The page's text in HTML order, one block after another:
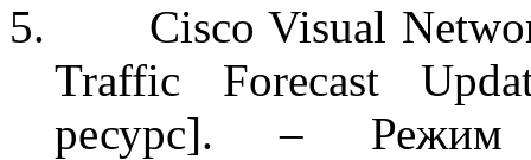
5.
Cisco Visual
Traffic Forecast
ресурс]. – Режим